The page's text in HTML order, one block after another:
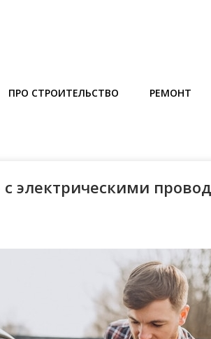
ПРО СТРОИТЕЛЬСТВО РЕМОНТ
электрическими